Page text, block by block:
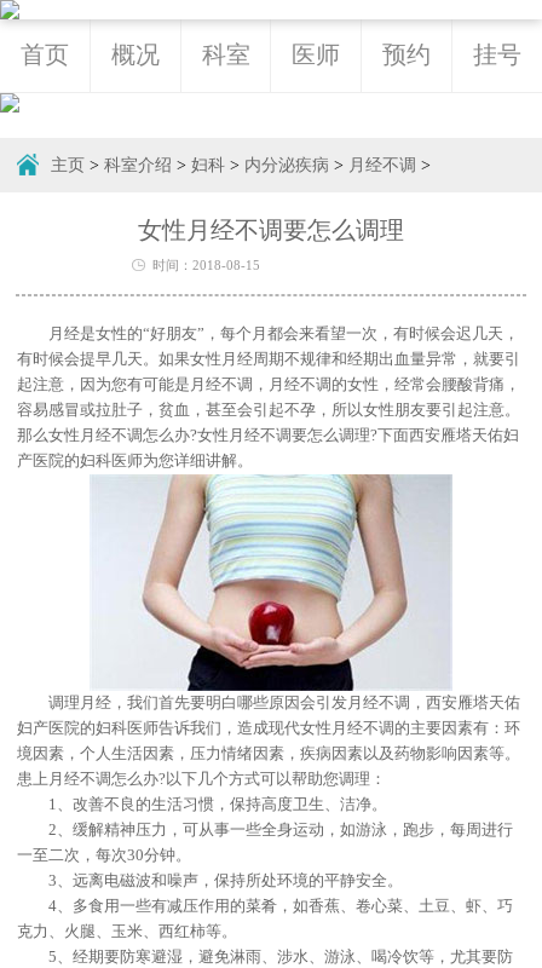
首页 概况 科室 医师 预约 挂号
主页 > 科室介绍 > 妇科 > 内分泌疾病 > 月经不调 >
女性月经不调要怎么调理
时间：2018-08-15
月经是女性的“好朋友”，每个月都会来看望一次，有时候会迟几天，
有时候会提早几天。如果女性月经周期不规律和经期出血量异常，就要引
起注意，因为您有可能是月经不调，月经不调的女性，经常会腰酸背痛，
容易感冒或拉肚子，贫血，甚至会引起不孕，所以女性朋友要引起注意。
那么女性月经不调怎么办?女性月经不调要怎么调理?下面西安雁塔天佑妇
产医院的妇科医师为您详细讲解。
调理月经，我们首先要明白哪些原因会引发月经不调，西安雁塔天佑
妇产医院的妇科医师告诉我们，造成现代女性月经不调的主要因素有：环
境因素，个人生活因素，压力情绪因素，疾病因素以及药物影响因素等。
患上月经不调怎么办?以下几个方式可以帮助您调理：
1、改善不良的生活习惯，保持高度卫生、洁净。
2、缓解精神压力，可从事一些全身运动，如游泳，跑步，每周进行
一至二次，每次30分钟。
3、远离电磁波和噪声，保持所处环境的平静安全。
4、多食用一些有减压作用的菜肴，如香蕉、卷心菜、土豆、虾、巧
克力、火腿、玉米、西红柿等。
5、经期要防寒避湿，避免淋雨、涉水、游泳、喝冷饮等，尤其要防